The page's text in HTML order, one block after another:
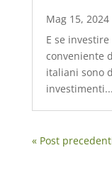
Mag 15, 2024
E se
conveniente
italiani sono
investimenti...
« Post